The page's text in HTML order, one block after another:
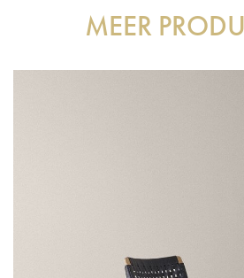
MEER